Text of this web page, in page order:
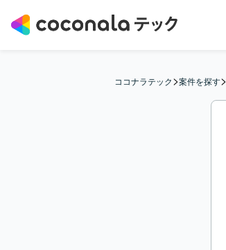
ココナラテック>案件を探す>